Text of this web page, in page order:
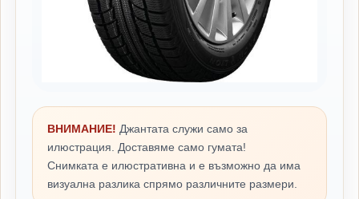
ВНИМАНИЕ! Джантата служи само за
илюстрация. Доставяме само гумата!
Снимката е илюстративна и е възможно да има
визуална разлика спрямо различните размери.